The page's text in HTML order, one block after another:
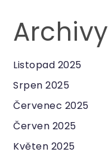
Archivy
Listopad 2025
Srpen 2025
Červenec 2025
Červen 2025
Květen 2025